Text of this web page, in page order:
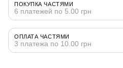
ПОКУПКА ЧАСТЯМИ
6 платежей по 5.00 грн
ОПЛАТА ЧАСТЯМИ
3 платежа по 10.00 грн